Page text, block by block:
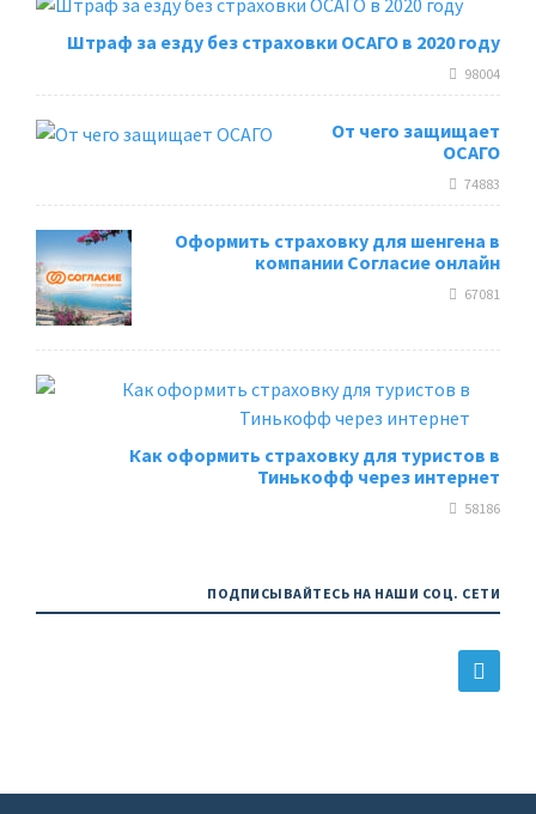
Штраф за езду без страховки ОСАГО в 2020 году
98004
От чего защищает
ОСАГО
74883
Оформить страховку для шенгена в
компании Согласие онлайн
67081
Как оформить страховку для туристов в
Тинькофф через интернет
58186
ПОДПИСЫВАЙТЕСЬ НА НАШИ СОЦ. СЕТИ